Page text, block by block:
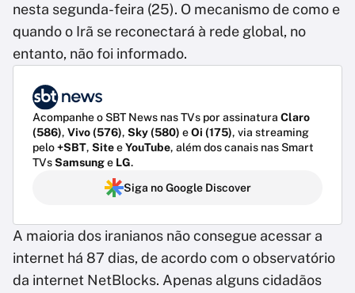
nesta segunda-feira (25). O mecanismo de como e
quando o Irã se reconectará à rede global, no
entanto, não foi informado.
Acompanhe o SBT News nas TVs por assinatura Claro
(586), Vivo (576), Sky (580) eOi (175), via streaming
pelo+SBT, SiteeYouTube, além dos canais nas Smart
TVsSamsunge LG.
Siga no Google Discover
A maioria dos iranianos não consegue acessar a
internet há 87 dias, de acordo com o observatório
da internet NetBlocks. Apenas alguns cidadãos